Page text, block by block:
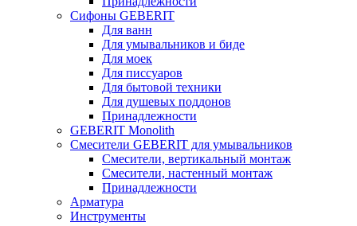
Сифоны GEBERIT
Для ванн
Для умывальников и биде
Для моек
Для писсуаров
Для бытовой техники
Для душевых поддонов
Принадлежности
GEBERIT Monolith
Смесители GEBERIT для умывальников
Смесители, вертикальный монтаж
Смесители, настенный монтаж
Принадлежности
Арматура
Инструменты